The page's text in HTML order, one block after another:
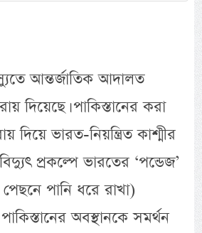
আন্তর্জাতিক আদালত
দিয়েছে। পাকিস্তানের করা
দিয়ে ভারত-নিয়ন্ত্রিত কাশ্মীর
প্রকল্পে ভারতের ‘পন্ডেজ’
পানি ধরে রাখা)
অবস্থানকে সমর্থন